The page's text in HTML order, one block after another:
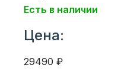
Есть в наличии
Цена:
29490 ₽